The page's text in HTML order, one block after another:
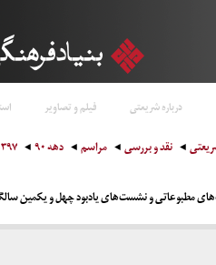
درباره شریعتی فیلم و تصاویر
نقد و بررسی مراسم دهه ۹۰
مطبوعاتی و نشست‌های یادبود چهل و یکمین سالگرد